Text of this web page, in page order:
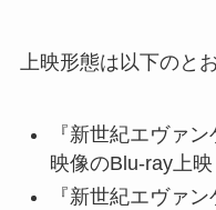
上映形態は以下のと
『新世紀エヴァ
映像のBlu-ray上映
『新世紀エヴァ